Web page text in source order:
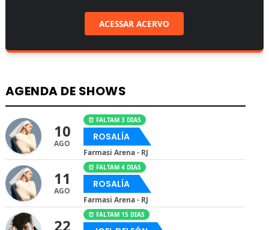
ACESSAR ACERVO
AGENDA DE SHOWS
10
AGO
⏰ FALTAM 3 DIAS
ROSALÍA
Farmasi Arena - RJ
11
AGO
⏰ FALTAM 4 DIAS
ROSALÍA
Farmasi Arena - RJ
22
⏰ FALTAM 15 DIAS